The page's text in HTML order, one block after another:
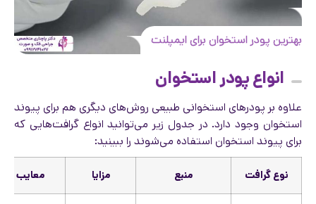
بهترین پودر استخوان برای ایمپلنت
انواع پودر استخوان
علاوه بر پودرهای استخوانی طبیعی روش‌های دیگری هم برای پیوند
استخوان وجود دارد. در جدول زیر می‌توانید انواع گرافت‌هایی که
برای پیوند استخوان استفاده می‌شوند را ببینید:
نوع گرافت منبع مزایا معایب